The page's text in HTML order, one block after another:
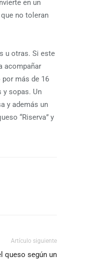
en un
no toleran
u otras. Si este
acompañar
por más de 16
y sopas. Un
y además un
“Riserva” y
Artículo siguiente
queso según un